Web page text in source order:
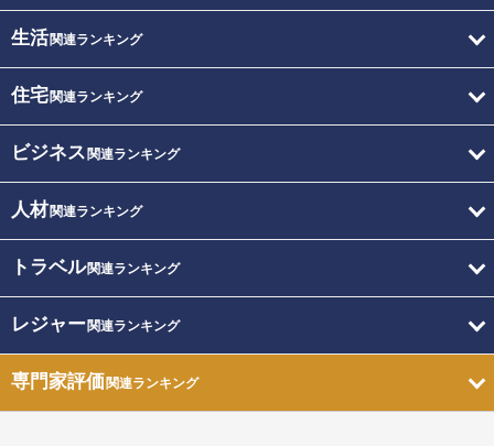
生活関連ランキング
住宅関連ランキング
ビジネス 関連ランキング
人材関連ランキング
トラベル関連ランキング
レジャー関連ランキング
専門家評価関連ランキング